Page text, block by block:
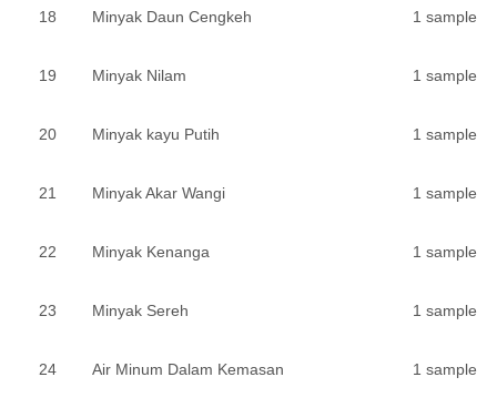
18 Minyak Daun Cengkeh 1 sample
19 Minyak Nilam 1 sample
20 Minyak kayu Putih 1 sample
21 Minyak Akar Wangi 1 sample
22 Minyak Kenanga 1 sample
23 Minyak Sereh 1 sample
24 Air Minum Dalam Kemasan 1 sample